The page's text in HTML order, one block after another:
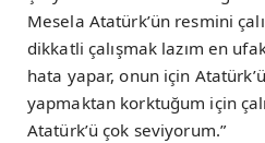
Mesela Atatürk’ün resmini
dikkatli çalışmak lazım en
hata yapar, onun için
yapmaktan korktuğum için
Atatürk’ü çok seviyorum.”